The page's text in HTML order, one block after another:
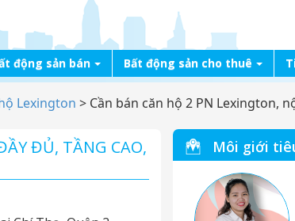
động sản bán Bất động sản cho thuê
Lexington > Cần bán căn hộ 2 PN Lexington,
ĐỦ, TẦNG CAO,
Môi giới